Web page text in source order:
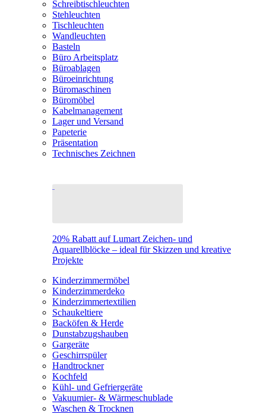
Schreibtischleuchten
Stehleuchten
Tischleuchten
Wandleuchten
Basteln
Büro Arbeitsplatz
Büroablagen
Büroeinrichtung
Büromaschinen
Büromöbel
Kabelmanagement
Lager und Versand
Papeterie
Präsentation
Technisches Zeichnen
20% Rabatt auf Lumart Zeichen- und
Aquarellblöcke – ideal für Skizzen und kreative
Projekte
Kinderzimmermöbel
Kinderzimmerdeko
Kinderzimmertextilien
Schaukeltiere
Backöfen & Herde
Dunstabzugshauben
Gargeräte
Geschirrspüler
Handtrockner
Kochfeld
Kühl- und Gefriergeräte
Vakuumier- & Wärmeschublade
Waschen & Trocknen